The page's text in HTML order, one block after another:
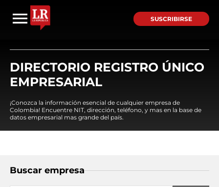
SUSCRIBIRSE
DIRECTORIO REGISTRO ÚNICO
EMPRESARIAL
¡Conozca la información esencial de cualquier empresa de
Colombia! Encuentre NIT, dirección, teléfono, y mas en la base de
datos empresarial mas grande del país.
Buscar empresa